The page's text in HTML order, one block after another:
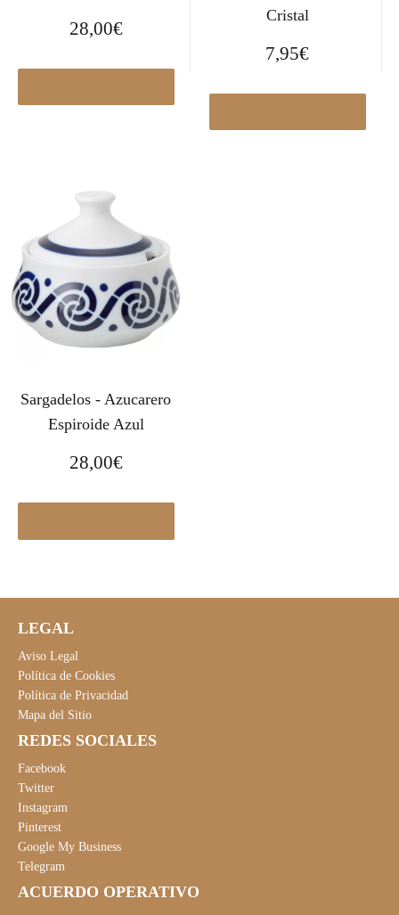
28,00€
Cristal
7,95€
Sargadelos - Azucarero
Espiroide Azul
28,00€
LEGAL
Aviso Legal
Política de Cookies
Política de Privacidad
Mapa del Sitio
REDES SOCIALES
Facebook
Twitter
Instagram
Pinterest
Google My Business
Telegram
ACUERDO OPERATIVO